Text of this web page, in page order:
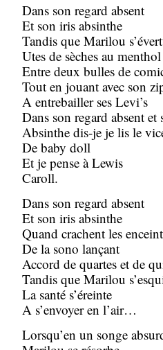
Dans son regard absent
Et son iris absinthe
Tandis que Marilou
Utes de sèches au menthol
Entre deux bulles de
Tout en jouant avec son
A entrebailler ses Levi’s
Dans son regard absent et
Absinthe dis-je je lis le
De baby doll
Et je pense à Lewis
Caroll.
Dans son regard absent
Et son iris absinthe
Quand crachent les
De la sono lançant
Accord de quartes et de
Tandis que Marilou
La santé s’éreinte
A s’envoyer en l’air…
Lorsqu’en un songe